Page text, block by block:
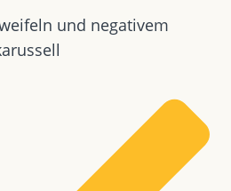
und negativem